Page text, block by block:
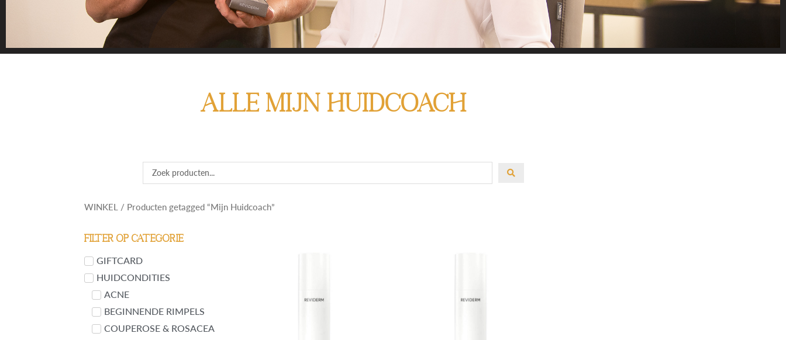
VIND HIER ALLE PRODUCTEN VAN
MIJN HUIDCOACH
huidprobleem of product te zoeken. En heb je advies nodig? Of heb je gewoon een vraag?
Laat het me weten!
ALLE Mijn Huidcoach
WINKEL / Producten getagged “Mijn Huidcoach”
Filter op categorie
GIFTCARD
HUIDCONDITIES
ACNE
BEGINNENDE RIMPELS
COUPEROSE & ROSACEA